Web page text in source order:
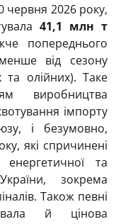
червня 2026 року,
41,1 млн т
попереднього
від сезону
олійних). Таке
виробництва
імпорту
і безумовно,
які спричинені
та
зокрема
Також певні
й цінова